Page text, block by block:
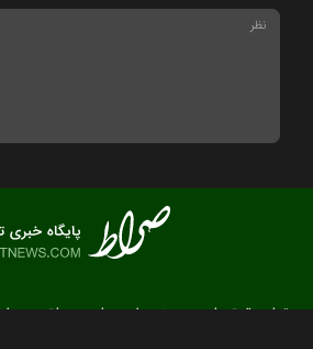
تمام حقوق مادی و معنوی این سایت متعلق به